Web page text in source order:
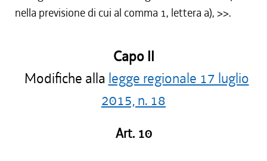
nella previsione di cui al comma 1, lettera a), >>.
Capo II
Modifiche alla legge regionale 17 luglio
2015, n. 18
Art. 10